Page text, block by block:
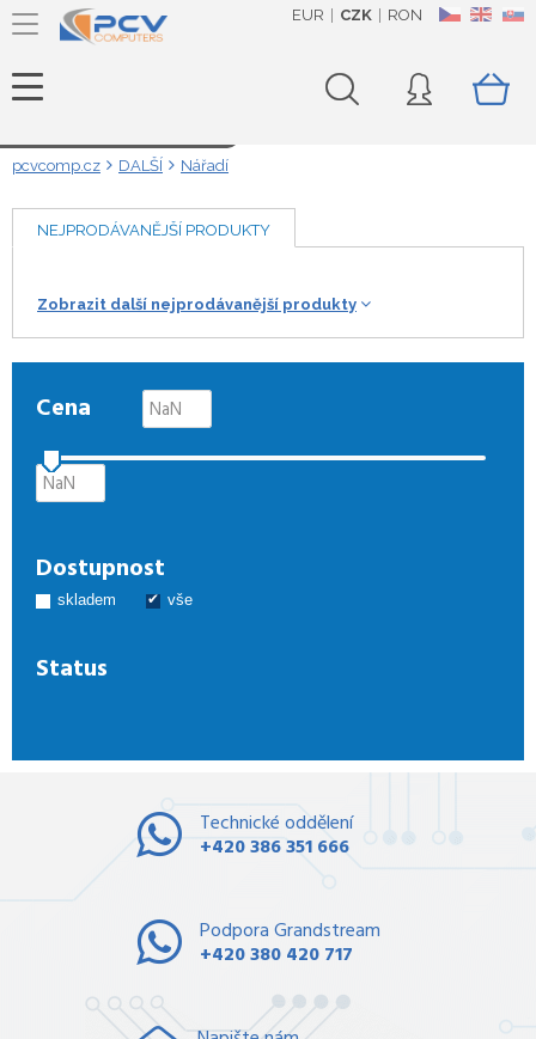
CZ EN SK
EUR CZK RON
pcvcomp.cz DALŠÍ Nářadí
NEJPRODÁVANĚJŠÍ PRODUKTY
Zobrazit další nejprodávanější produkty
Cena
Dostupnost
skladem vše
Status
Technické oddělení
+420 386 351 666
Podpora Grandstream
+420 380 420 717